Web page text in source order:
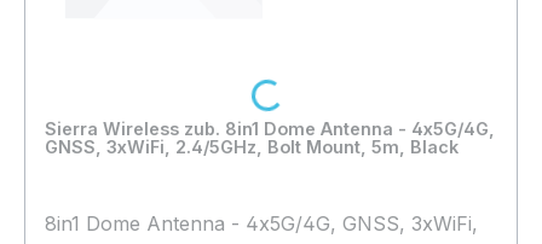
Sierra Wireless zub. 8in1 Dome Antenna - 4x5G/4G,
GNSS, 3xWiFi, 2.4/5GHz, Bolt Mount, 5m, Black
8in1 Dome Antenna - 4x5G/4G, GNSS, 3xWiFi,
Loading...